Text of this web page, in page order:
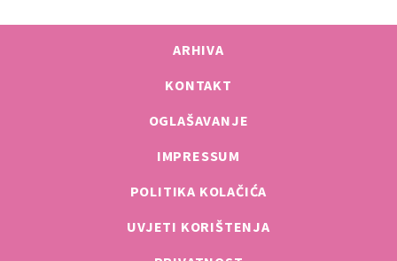
ARHIVA
KONTAKT
OGLAŠAVANJE
IMPRESSUM
POLITIKA KOLAČIĆA
UVJETI KORIŠTENJA